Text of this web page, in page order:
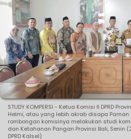
STUDY KOMPERSI - Ketua Komisi II DPRD
Helmi, atau yang lebih akrab disapa
rombongan komisinya melakukan studi
dan Ketahanan Pangan Provinsi Bali, Senin
DPRD Kalsel)